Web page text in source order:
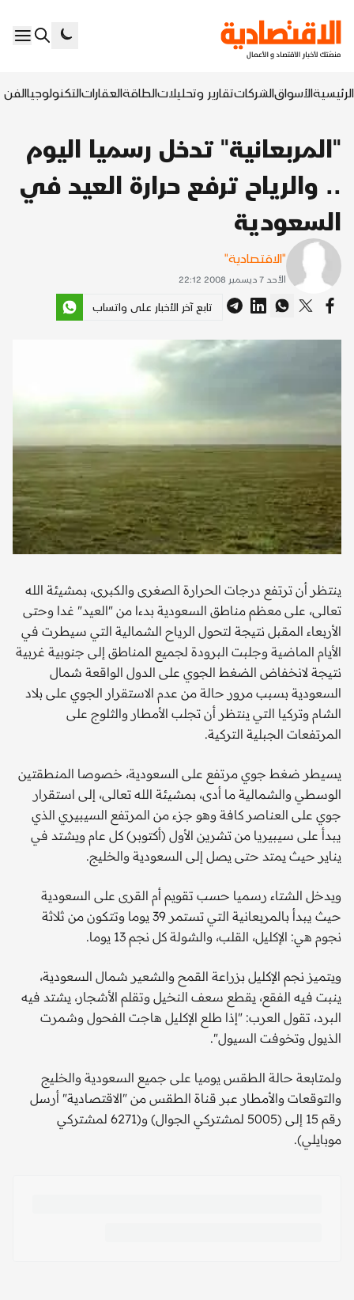
الرئيسيةالأسواقالشركاتتقارير وتحليلاتالطاقةالعقاراتالتكنولوجياالفن
"المربعانية" تدخل رسميا اليوم
.. والرياح ترفع حرارة العيد في
السعودية
"الاقتصادية"
الأحد 7 ديسمبر 2008 22:12
تابع آخر الأخبار على واتساب
ينتظر أن ترتفع درجات الحرارة الصغرى والكبرى، بمشيئة الله
تعالى، على معظم مناطق السعودية بدءا من "العيد" غدا وحتى
الأربعاء المقبل نتيجة لتحول الرياح الشمالية التي سيطرت في
الأيام الماضية وجلبت البرودة لجميع المناطق إلى جنوبية غربية
نتيجة لانخفاض الضغط الجوي على الدول الواقعة شمال
السعودية بسبب مرور حالة من عدم الاستقرار الجوي على بلاد
الشام وتركيا التي ينتظر أن تجلب الأمطار والثلوج على
المرتفعات الجبلية التركية.
يسيطر ضغط جوي مرتفع على السعودية، خصوصا المنطقتين
الوسطي والشمالية ما أدى، بمشيئة الله تعالى، إلى استقرار
جوي على العناصر كافة وهو جزء من المرتفع السيبيري الذي
يبدأ على سيبيريا من تشرين الأول (أكتوبر) كل عام ويشتد في
يناير حيث يمتد حتى يصل إلى السعودية والخليج.
ويدخل الشتاء رسميا حسب تقويم أم القرى على السعودية
حيث يبدأ بالمربعانية التي تستمر 39 يوما وتتكون من ثلاثة
نجوم هي: الإكليل، القلب، والشولة كل نجم 13 يوما.
ويتميز نجم الإكليل بزراعة القمح والشعير شمال السعودية،
ينبت فيه الفقع، يقطع سعف النخيل وتقلم الأشجار، يشتد فيه
البرد، تقول العرب: "إذا طلع الإكليل هاجت الفحول وشمرت
الذيول وتخوفت السيول".
ولمتابعة حالة الطقس يوميا على جميع السعودية والخليج
والتوقعات والأمطار عبر قناة الطقس من "الاقتصادية" أرسل
رقم 15 إلى (5005 لمشتركي الجوال) و(6271 لمشتركي
موبايلي).